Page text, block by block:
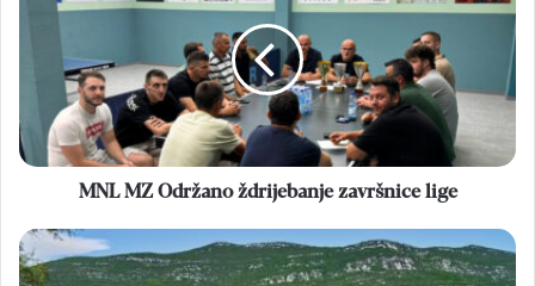
Održano
ždrijebanje
završnice
MNL MZ Održano ždrijebanje završnice lige
OPREZ
Onečišćenje